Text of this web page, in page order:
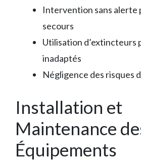
Intervention sans alerte
secours
Utilisation d’extincteurs
inadaptés
Négligence des risques
Installation et
Maintenance
Équipements